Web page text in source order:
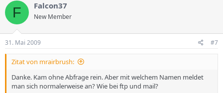
F Falcon37
New Member
31. Mai 2009 #7
Zitat von mrairbrush:
Danke. Kam ohne Abfrage rein. Aber mit welchem Namen meldet
man sich normalerweise an? Wie bei ftp und mail?